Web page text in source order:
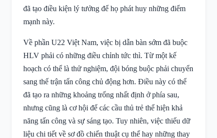
đã tạo điều kiện lý tưởng để họ phát huy những điểm
mạnh này.
Về phần U22 Việt Nam, việc bị dẫn bàn sớm đã buộc
HLV phải có những điều chỉnh tức thì. Từ một kế
hoạch có thể là thử nghiệm, đội bóng buộc phải chuyển
sang thế trận tấn công chủ động hơn. Điều này có thể
đã tạo ra những khoảng trống nhất định ở phía sau,
nhưng cũng là cơ hội để các cầu thủ trẻ thể hiện khả
năng tấn công và sự sáng tạo. Tuy nhiên, việc thiếu dữ
liệu chi tiết về sơ đồ chiến thuật cụ thể hay những thay